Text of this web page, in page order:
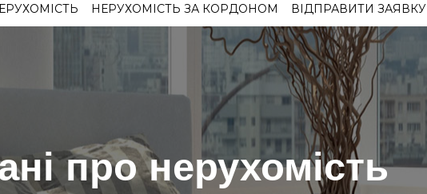
НЕРУХОМІСТЬ ЗА КОРДОНОМ ВІДПРАВИТИ ЗАЯВКУ
про нерухомість